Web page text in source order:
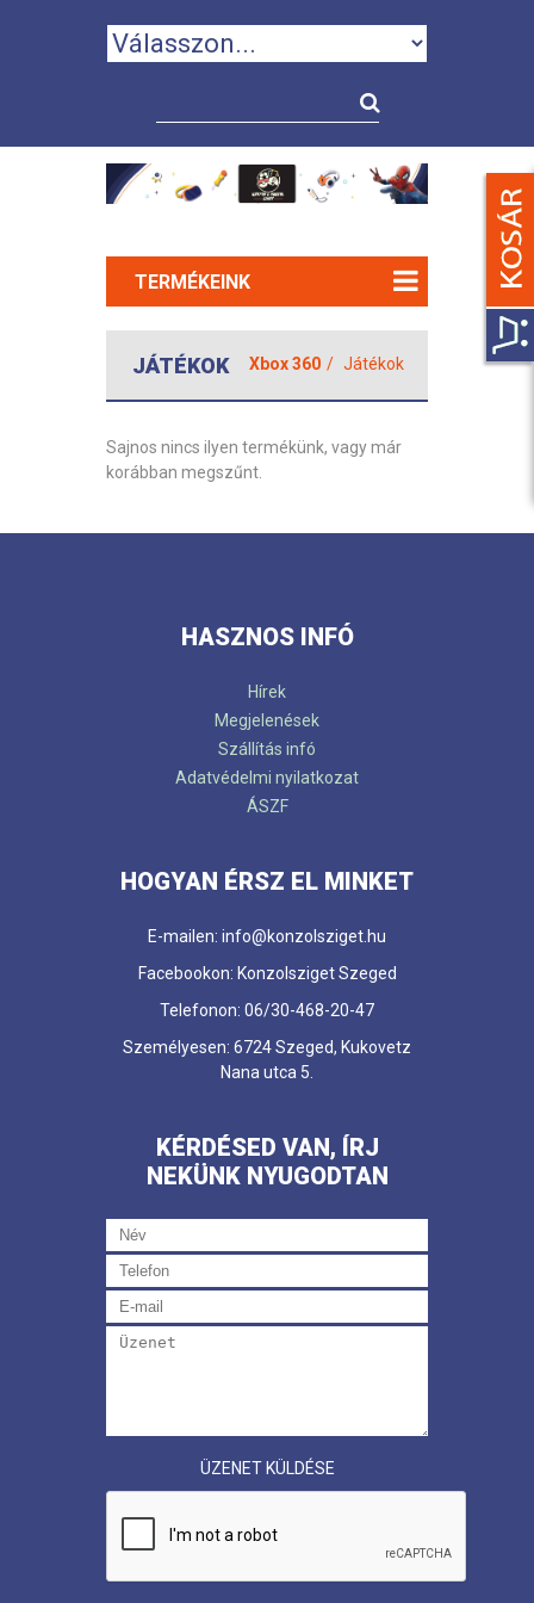
TERMÉKEINK
JÁTÉKOK Xbox 360 Játékok
Sajnos nincs ilyen termékünk, vagy már
korábban megszűnt.
HASZNOS INFÓ
Hírek
Megjelenések
Szállítás infó
Adatvédelmi nyilatkozat
ÁSZF
HOGYAN ÉRSZ EL MINKET
E-mailen: info@konzolsziget.hu
Facebookon: Konzolsziget Szeged
Telefonon: 06/30-468-20-47
Személyesen: 6724 Szeged, Kukovetz
Nana utca 5.
KÉRDÉSED VAN, ÍRJ
NEKÜNK NYUGODTAN
ÜZENET KÜLDÉSE